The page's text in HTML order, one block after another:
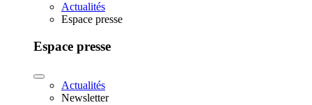
Actualités
Espace presse
Espace presse
Actualités
Newsletter